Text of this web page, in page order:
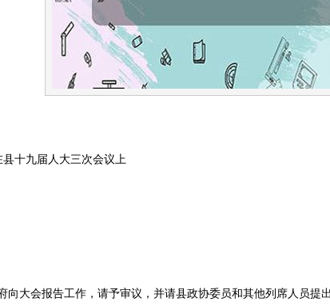
十九届人大三次会议上
向大会报告工作，请予审议，并请县政协委员和其他列席人员提出